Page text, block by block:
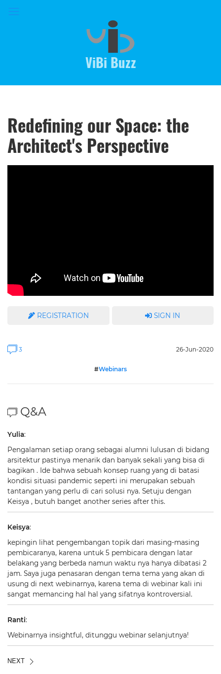
ViBi Buzz
Redefining our Space: the
Architect's Perspective
REGISTRATION SIGN IN
3 26-Jun-2020
#Webinars
Q&A
Yulia:
Pengalaman setiap orang sebagai alumni lulusan di bidang
arsitektur pastinya menarik dan banyak sekali yang bisa di
bagikan . Ide bahwa sebuah konsep ruang yang di batasi
kondisi situasi pandemic seperti ini merupakan sebuah
tantangan yang perlu di cari solusi nya. Setuju dengan
Keisya , butuh banget another series after this.
Keisya:
kepingin lihat pengembangan topik dari masing-masing
pembicaranya, karena untuk 5 pembicara dengan latar
belakang yang berbeda namun waktu nya hanya dibatasi 2
jam. Saya juga penasaran dengan tema tema yang akan di
usung di next webinarnya, karena tema di webinar kali ini
sangat memancing hal hal yang sifatnya kontroversial.
Ranti:
Webinarnya insightful, ditunggu webinar selanjutnya!
NEXT